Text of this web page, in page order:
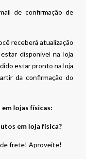
de confirmação de
receberá atualização
disponível na loja
estar pronto na loja
da confirmação do
lojas físicas:
em loja física?
de frete! Aproveite!